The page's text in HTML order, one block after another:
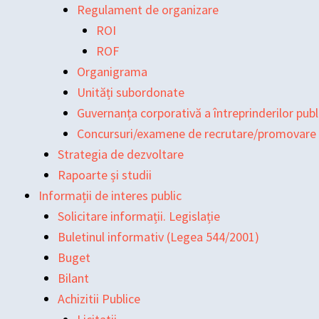
Regulament de organizare
ROI
ROF
Organigrama
Unități subordonate
Guvernanța corporativă a întreprinderilor
Concursuri/examene de recrutare/promovare
Strategia de dezvoltare
Rapoarte și studii
Informații de interes public
Solicitare informații. Legislație
Buletinul informativ (Legea 544/2001)
Buget
Bilant
Achizitii Publice